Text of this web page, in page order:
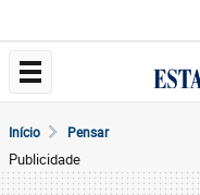
Início Pensar
Publicidade